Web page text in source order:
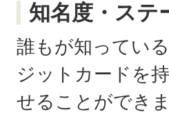
知名度・ステ
誰もが知ってい
ジットカードを
せることができま